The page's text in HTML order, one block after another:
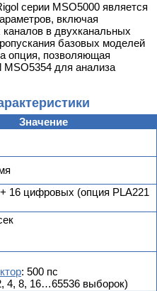
серии MSO5000 является
включая
в двухканальных
базовых моделей
опция, позволяющая
MSO5354 для анализа
Значение
16 цифровых (опция PLA221
: 500 пс
4, 8, 16…65536 выборок)